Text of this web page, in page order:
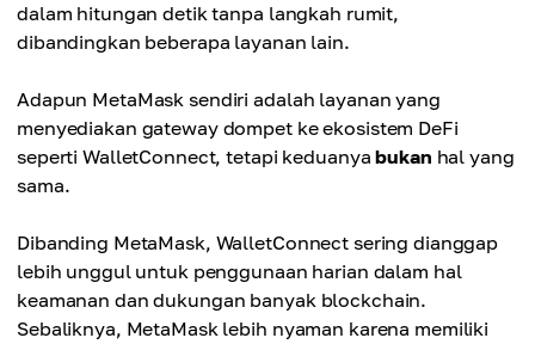
dalam hitungan detik tanpa langkah rumit,
dibandingkan beberapa layanan lain.
Adapun MetaMask sendiri adalah layanan yang
menyediakan gateway dompet ke ekosistem DeFi
seperti WalletConnect, tetapi keduanyabukan hal yang
sama.
Dibanding MetaMask, WalletConnect sering dianggap
lebih unggul untuk penggunaan harian dalam hal
keamanan dan dukungan banyak blockchain.
Sebaliknya, MetaMask lebih nyaman karena memiliki